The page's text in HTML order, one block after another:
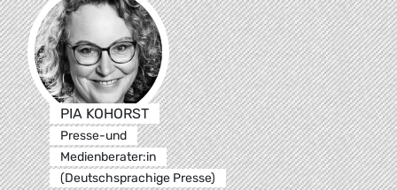
PIA KOHORST
Presse-und
Medienberater:in
(Deutschsprachige Presse)